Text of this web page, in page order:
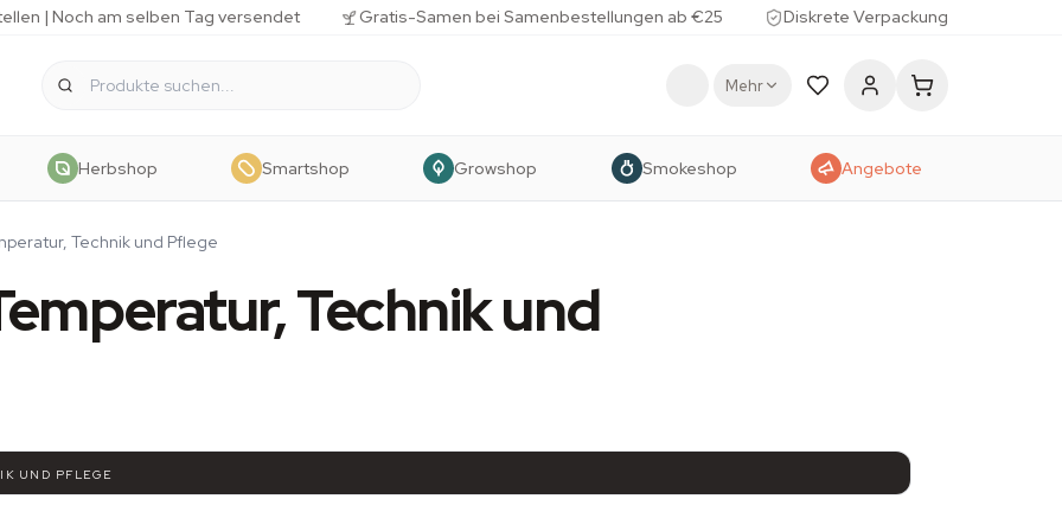
| Noch am selben Tag versendet Gratis-Samen bei Samenbestellungen ab €25 Diskrete Verpackung
Mehr
Herbshop Smartshop Growshop Smokeshop Angebote
Technik und Pflege
Technik und
UND PFLEGE